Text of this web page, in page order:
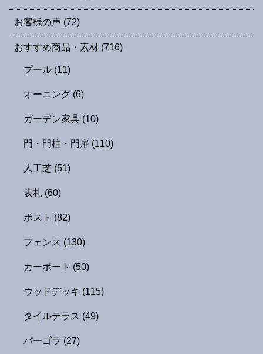
お客様の声 (72)
おすすめ商品・素材 (716)
プール (11)
オーニング (6)
ガーデン家具 (10)
門・門柱・門扉 (110)
人工芝 (51)
表札 (60)
ポスト (82)
フェンス (130)
カーポート (50)
ウッドデッキ (115)
タイルテラス (49)
パーゴラ (27)